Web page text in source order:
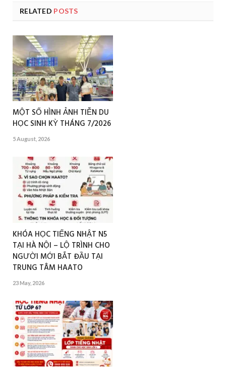
RELATED POSTS
MỘT SỐ HÌNH ẢNH TIỄN DU
HỌC SINH KỲ THÁNG 7/2026
5 August, 2026
KHÓA HỌC TIẾNG NHẬT N5
TẠI HÀ NỘI – LỘ TRÌNH CHO
NGƯỜI MỚI BẮT ĐẦU TẠI
TRUNG TÂM HAATO
23 May, 2026